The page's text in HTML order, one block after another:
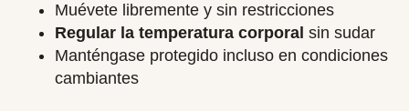
Muévete libremente y sin restricciones
Regular la temperatura corporal sin sudar
Manténgase protegido incluso en condiciones
cambiantes